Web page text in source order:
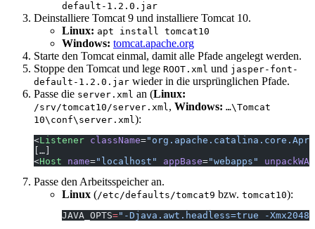
default-1.2.0.jar
Deinstalliere Tomcat 9 und installiere Tomcat 10.
Linux: apt install tomcat10
Windows: tomcat.apache.org
Starte den Tomcat einmal, damit alle Pfade angelegt werden.
Stoppe den Tomcat und lege ROOT.xml und jasper-font-
default-1.2.0.jar wieder in die ursprünglichen Pfade.
Passe die server.xml an (Linux:
/srv/tomcat10/server.xml, Windows: …\Tomcat
10\conf\server.xml):
<Listener className=
[…]
<Host name="localhost" appBase="webapps"
Passe den Arbeitsspeicher an.
Linux (/etc/defaults/tomcat9 bzw. tomcat10):
JAVA_OPTS="-Djava.awt.headless=true -